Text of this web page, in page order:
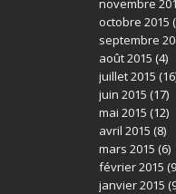
novembre
octobre 2015
septembre
août 2015 (4)
juillet 2015
juin 2015 (17)
mai 2015 (12)
avril 2015 (8)
mars 2015 (6)
février 2015
janvier 2015